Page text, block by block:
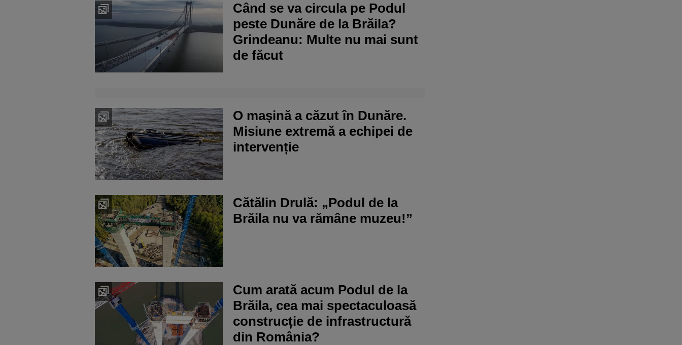
Când se va circula pe Podul
peste Dunăre de la Brăila?
Grindeanu: Multe nu mai sunt
de făcut
O mașină a căzut în Dunăre.
Misiune extremă a echipei de
intervenție
Cătălin Drulă: „Podul de la
Brăila nu va rămâne muzeu!”
Cum arată acum Podul de la
Brăila, cea mai spectaculoasă
construcție de infrastructură
din România?